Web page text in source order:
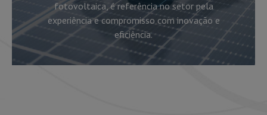
fotovoltaica, é referência no setor pela
experiência e compromisso com inovação e
eficiência.